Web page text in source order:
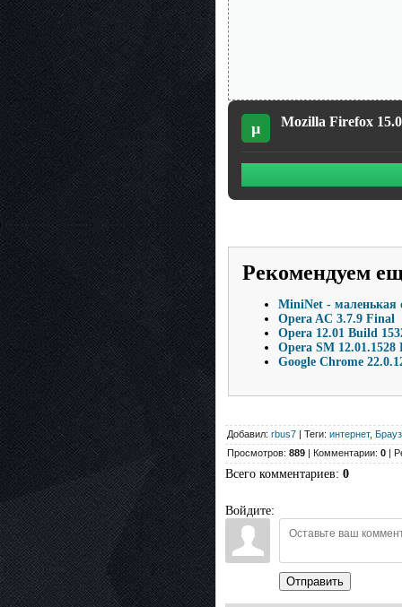
µ Mozilla Firefox
Рекомендуем
MiniNet - маленькая
Opera AC 3.7.9 Final
Opera 12.01 Build
Opera SM 12.01.1528
Google Chrome
Добавил: rbus7 | Теги: интернет,
Просмотров: 889 | Комментарии: 0 |
Всего комментариев: 0
Войдите:
Отправить